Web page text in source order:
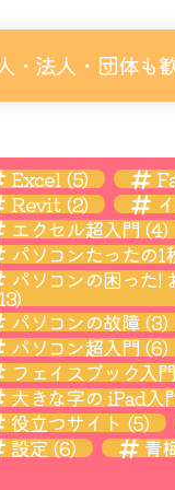
・法人・団体も歓
Excel(5)
Revit(2)
エクセル超入門(4)
パソコンたったの1
パソコンの困った!
パソコンの故障(3)
パソコン超入門(6)
フェイスブック入
大きな字の iPad入
役立つサイト(5)
設定(6) 青